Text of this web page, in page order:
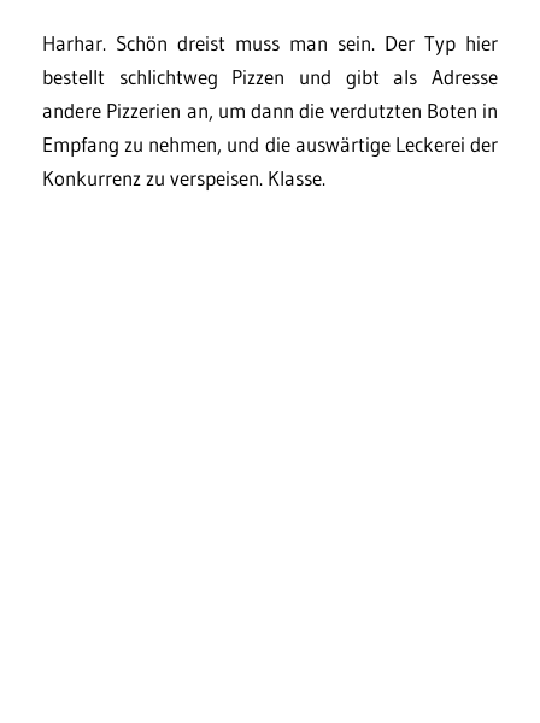
Harhar. Schön dreist muss man sein. Der Typ hier
bestellt schlichtweg Pizzen und gibt als Adresse
andere Pizzerien an, um dann die verdutzten Boten in
Empfang zu nehmen, und die auswärtige Leckerei der
Konkurrenz zu verspeisen. Klasse.